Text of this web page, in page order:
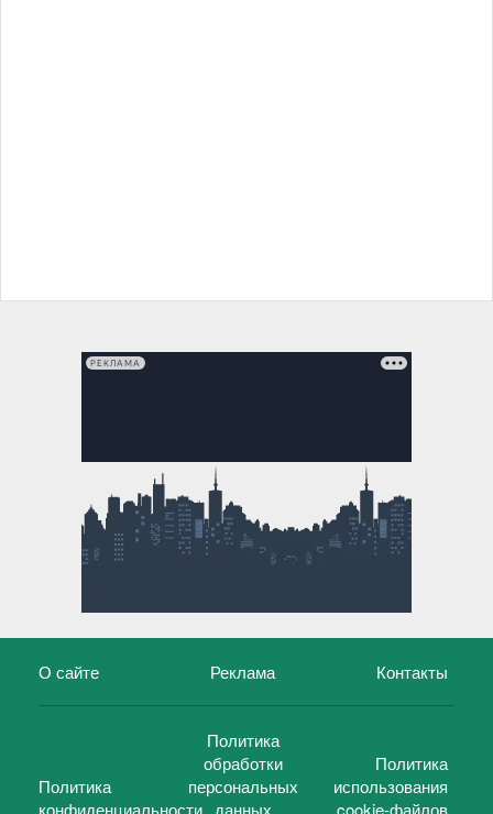
РЕКЛАМА
О сайте Реклама Контакты
Политика
конфиденциальности
Политика
обработки
персональных
данных
Политика
использования
cookie-файлов